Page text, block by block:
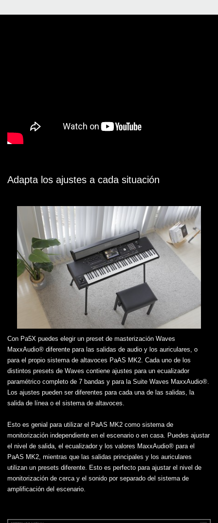
Adapta los ajustes a cada situación
Con Pa5X puedes elegir un preset de masterización Waves
MaxxAudio® diferente para las salidas de audio y los auriculares, o
para el propio sistema de altavoces PaAS MK2. Cada uno de los
distintos presets de Waves contiene ajustes para un ecualizador
paramétrico completo de 7 bandas y para la Suite Waves MaxxAudio®.
Los ajustes pueden ser diferentes para cada una de las salidas, la
salida de línea o el sistema de altavoces.
Esto es genial para utilizar el PaAS MK2 como sistema de
monitorización independiente en el escenario o en casa. Puedes ajustar
el nivel de salida, el ecualizador y los valores MaxxAudio® para el
PaAS MK2, mientras que las salidas principales y los auriculares
utilizan un presets diferente. Esto es perfecto para ajustar el nivel de
monitorización de cerca y el sonido por separado del sistema de
amplificación del escenario.